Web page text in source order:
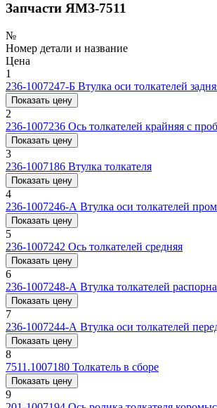
Запчасти ЯМЗ-7511
№
Номер детали и название
Цена
1
236-1007247-Б Втулка оси толкателей
Показать цену
2
236-1007236 Ось толкателей крайняя с
Показать цену
3
236-1007186 Втулка толкателя
Показать цену
4
236-1007246-А Втулка оси толкателей
Показать цену
5
236-1007242 Ось толкателей средняя
Показать цену
6
236-1007248-А Втулка толкателей
Показать цену
7
236-1007244-А Втулка оси толкателей
Показать цену
8
7511.1007180 Толкатель в сборе
Показать цену
9